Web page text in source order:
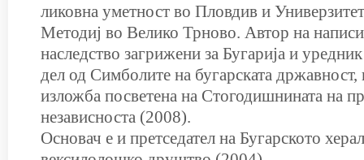
ликовна уметност во Пловдив и
Методиј во Велико Трново. Автор на
наследство загрижени за Бугарија и
дел од Симболите на бугарската државност,
изложба посветена на Стогодишнината на
независноста (2008).
Основач е и претседател на Бугарското